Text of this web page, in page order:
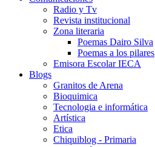
Radio y Tv
Revista institucional
Zona literaria
Poemas Dairo Silva
Poemas a los pilares
Emisora Escolar IECA
Blogs
Granitos de Arena
Bioquimica
Tecnologia e informática
Artística
Etica
Chiquiblog - Primaria